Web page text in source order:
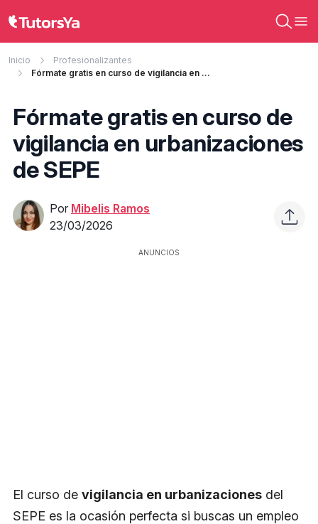
Inicio
Profesionalizantes
Fórmate gratis en curso de vigilancia en urbanizaciones de SEPE
Fórmate gratis en curso de
vigilancia en urbanizaciones
de SEPE
Por Mibelis Ramos
23/03/2026
ANUNCIOS
El curso de vigilancia en urbanizaciones del
SEPE es la ocasión perfecta si buscas un empleo